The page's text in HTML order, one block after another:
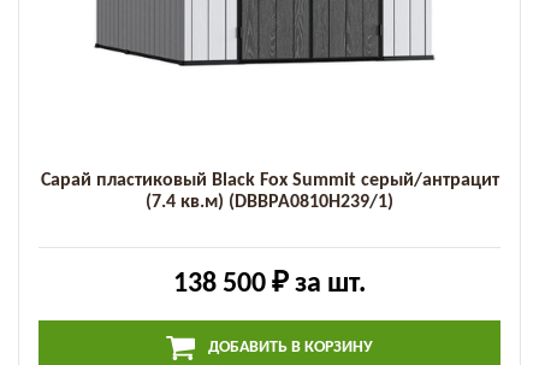
Сарай пластиковый Black Fox Summit серый/антрацит
(7.4 кв.м) (DBBPA0810H239/1)
138 500 ₽ за шт.
ДОБАВИТЬ В КОРЗИНУ